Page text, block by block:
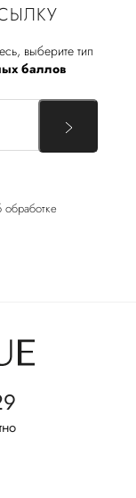
выберите тип
баллов